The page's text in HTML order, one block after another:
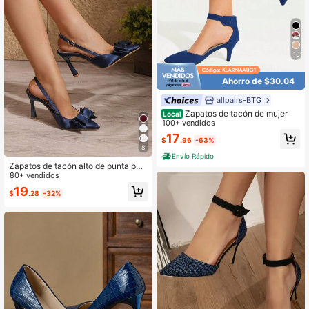
8
Zapatos de tacón alto de punta par
a mujer en satén azul marino con la
zo 3D, silueta curva elegante, ambi
ente sofisticado elegante y románti
80+ vendidos
$19.28 -32%
15
Ahorro de $30.04
allpairs-BTG
Local Zapatos de tacón de mujer
100+ vendidos
$17.96 -63%
Envío Rápido